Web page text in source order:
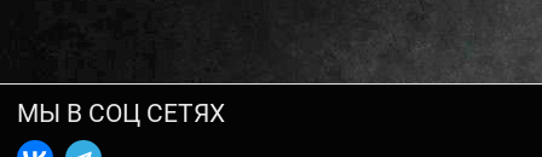
МЫ В СОЦ СЕТЯХ